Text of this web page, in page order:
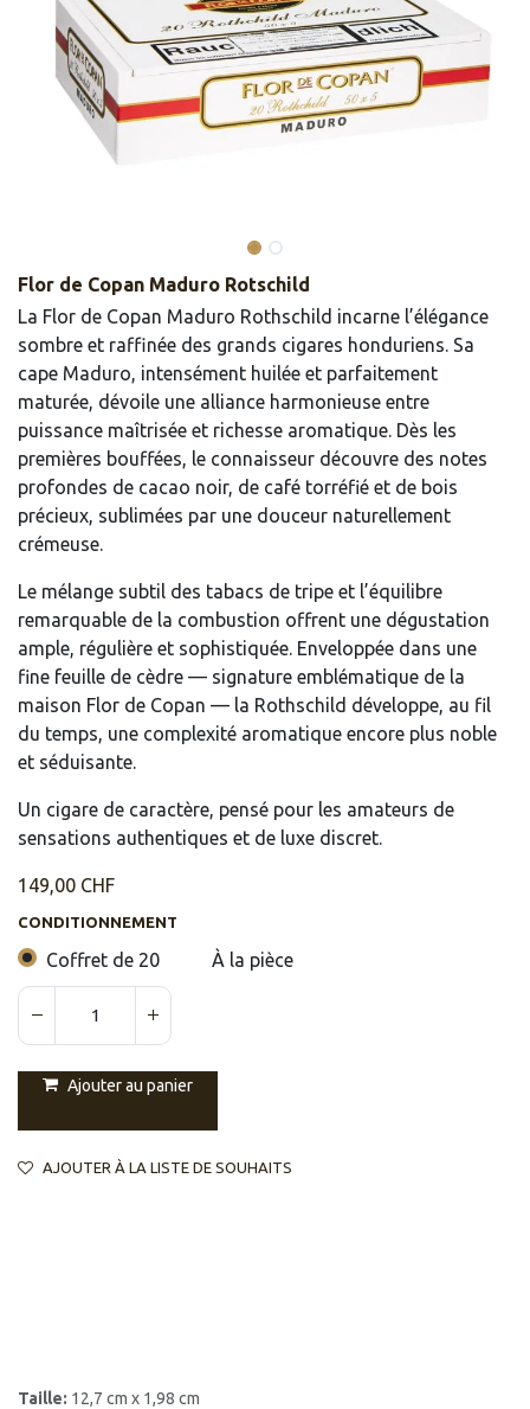
Flor de Copan Maduro Rotschild
La Flor de Copan Maduro Rothschild incarne l’élégance
sombre et raffinée des grands cigares honduriens. Sa
cape Maduro, intensément huilée et parfaitement
maturée, dévoile une alliance harmonieuse entre
puissance maîtrisée et richesse aromatique. Dès les
premières bouffées, le connaisseur découvre des notes
profondes de cacao noir, de café torréfié et de bois
précieux, sublimées par une douceur naturellement
crémeuse.
Le mélange subtil des tabacs de tripe et l’équilibre
remarquable de la combustion offrent une dégustation
ample, régulière et sophistiquée. Enveloppée dans une
fine feuille de cèdre — signature emblématique de la
maison Flor de Copan — la Rothschild développe, au fil
du temps, une complexité aromatique encore plus noble
et séduisante.
Un cigare de caractère, pensé pour les amateurs de
sensations authentiques et de luxe discret.
149,00 CHF
CONDITIONNEMENT
Coffret de 20 À la pièce
Ajouter au panier
AJOUTER À LA LISTE DE SOUHAITS
Taille: 12,7 cm x 1,98 cm